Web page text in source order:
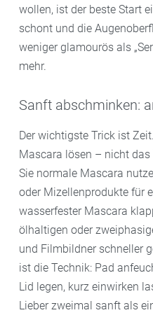
wollen, ist der beste Start
schont und die
weniger glamourös als
mehr.
Sanft abschminken:
Der wichtigste Trick ist
Mascara lösen – nicht
Sie normale Mascara
oder Mizellenprodukte für
wasserfester Mascara
ölhaltigen oder
und Filmbildner schneller
ist die Technik: Pad
Lid legen, kurz einwirken
Lieber zweimal sanft als